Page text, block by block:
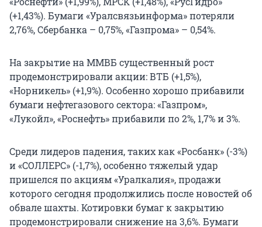
(+1,43%). Бумаги «Уралсвязьинформа» потеряли
2,76%, Сбербанка – 0,75%, «Газпрома» – 0,54%.
На закрытие на ММВБ существенный рост
продемонстрировали акции: ВТБ (+1,5%),
«Норникель» (+1,9%). Особенно хорошо прибавили
бумаги нефтегазового сектора: «Газпром»,
«Лукойл», «Роснефть» прибавили по 2%, 1,7% и 3%.
Среди лидеров падения, таких как «Росбанк» (-3%)
и «СОЛЛЕРС» (-1,7%), особенно тяжелый удар
пришелся по акциям «Уралкалия», продажи
которого сегодня продолжились после новостей об
обвале шахты. Котировки бумаг к закрытию
продемонстрировали снижение на 3,6%. Бумаги